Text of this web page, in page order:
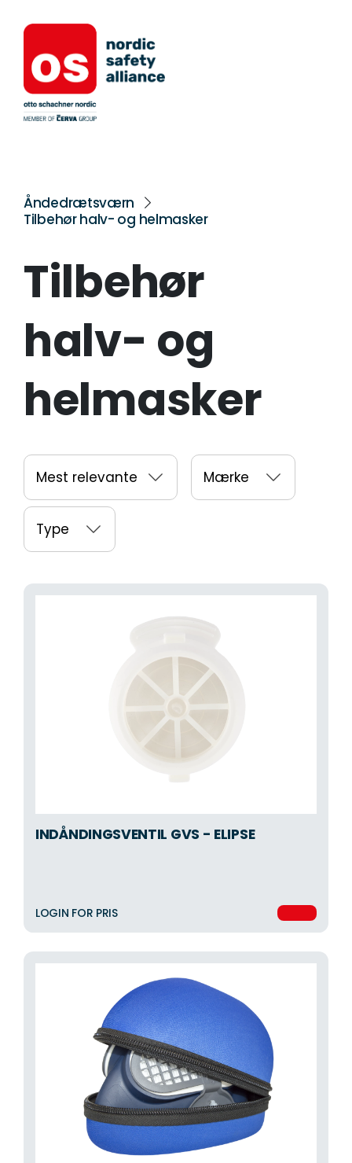
Åndedrætsværn
Tilbehør halv- og helmasker
Tilbehør
halv- og
helmasker
Mest relevante Mærke
Type
INDÅNDINGSVENTIL GVS - ELIPSE
LOGIN FOR PRIS